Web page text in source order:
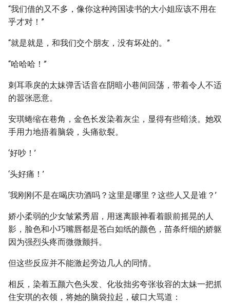
“我们借的又不多，像你这种跨国读书的大小姐应该不用在
乎才对！”
“就是就是，和我们交个朋友，没有坏处的。”
“哈哈哈！”
刺耳乖戾的太妹弹舌话音在阴暗小巷间回荡，带着令人不适
的嚣张恶意。
安琪蜷缩在巷角，金色长发染着灰尘，显得有些暗淡。她双
手用力地捂着脑袋，头痛欲裂。
‘好吵！’
‘头好痛！’
‘我刚刚不是在喝庆功酒吗？这里是哪里？这些人又是谁？’
娇小柔弱的少女皱紧秀眉，用迷离眼神看着眼前摇晃的人
影，脸色和小巧嘴唇都是苍白如纸的颜色，苗条纤细的娇躯
因为强烈头疼而微微颤抖。
但这些反应并不能激起旁边几人的同情。
相反，染着五颜六色头发、化妆拙劣夸张妆容的太妹一把抓
住安琪的衣领，将她的脑袋拉起，破口大骂道：